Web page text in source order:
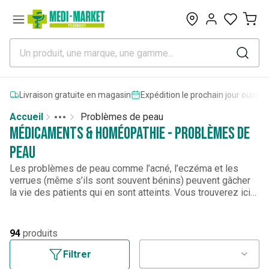
0
Livraison gratuite en magasin Expédition le prochain jour
Accueil
More
Toggle menu
Problèmes de peau
Médicaments & homéopathie - Problèmes de
peau
Les problèmes de peau comme l’acné, l’eczéma et les
verrues (même s’ils sont souvent bénins) peuvent gâcher
la vie des patients qui en sont atteints. Vous trouverez ici
champignons, les
également de quoi se soigner des attaques extérieures
comme lesbrûlures
94 produits
Filtrer